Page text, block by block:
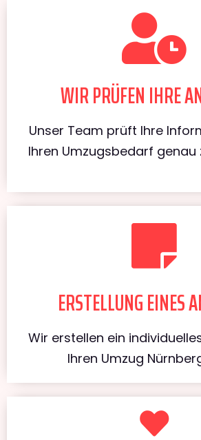
WIR PRÜFEN IHRE
Unser Team prüft Ihre
Ihren Umzugsbedarf genau
ERSTELLUNG EINES
Wir erstellen ein
Ihren Umzug